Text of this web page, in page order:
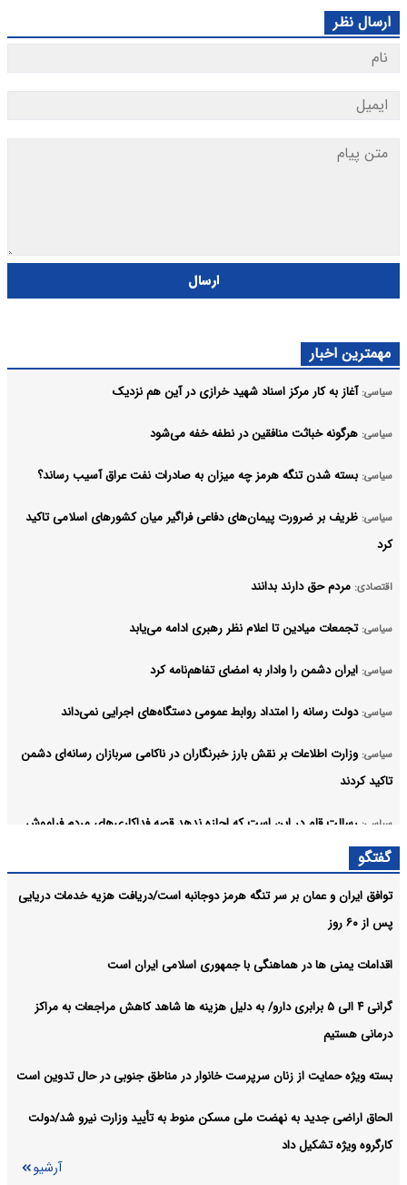
ارسال نظر
ارسال
مهمترین اخبار
سیاسی: آغاز به کار مرکز اسناد شهید خرازی در آین هم نزدیک
سیاسی: هرگونه خباثت منافقین در نطفه خفه می‌شود
سیاسی: بسته شدن تنگه هرمز چه میزان به صادرات نفت عراق آسیب رساند؟
سیاسی: ظریف بر ضرورت پیمان‌های دفاعی فراگیر میان کشورهای اسلامی تاکید
کرد
اقتصادی: مردم حق دارند بدانند
سیاسی: تجمعات میادین تا اعلام نظر رهبری ادامه می‌یابد
سیاسی: ایران دشمن را وادار به امضای تفاهم‌نامه کرد
سیاسی: دولت رسانه را امتداد روابط عمومی دستگاه‌های اجرایی نمی‌داند
سیاسی: وزارت اطلاعات بر نقش بارز خبرنگاران در ناکامی سربازان رسانه‌ای دشمن
تاکید کردند
سیاسی: رسالت قلم در این است که اجازه ندهد قصه‌ فداکاری‌های مردم فراموش
شود
آرشیو
گفتگو
توافق ایران و عمان بر سر تنگه هرمز دوجانبه است/دریافت هزیه خدمات دریایی
پس از ۶۰ روز
اقدامات یمنی ها در هماهنگی با جمهوری اسلامی ایران است
گرانی ۴ الی ۵ برابری دارو/ به دلیل هزینه ها شاهد کاهش مراجعات به مراکز
درمانی هستیم
بسته ویژه حمایت از زنان سرپرست خانوار در مناطق جنوبی در حال تدوین است
الحاق اراضی جدید به نهضت ملی مسکن منوط به تأیید وزارت نیرو شد/دولت
کارگروه ویژه تشکیل داد
آرشیو